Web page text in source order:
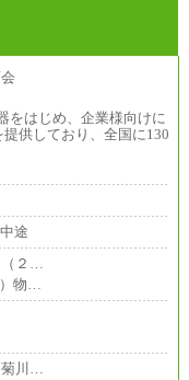
家族手当含まず
、当社規定により確
をはじめ、企業様向けに
供しており、全国に130
途
（２…
物…
菊川…